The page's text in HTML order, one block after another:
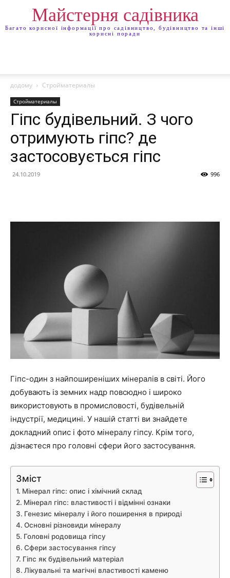
Майстерня садівника
Багато корисної інформації про садівництво, будівництво та інші
корисні поради
додому Стройматериалы
Стройматериалы
Гіпс будівельний. З чого
отримують гіпс? де
застосовується гіпс
24.10.2019 996
Гіпс-один з найпоширеніших мінералів в світі. Його
добувають із земних надр повсюдно і широко
використовують в промисловості, будівельній
індустрії, медицині. У нашій статті ви знайдете
докладний опис і фото мінералу гіпсу. Крім того,
дізнаєтеся про головні сфери його застосування.
Зміст
Мінерал гіпс: опис і хімічний склад
Мінерал гіпс: властивості і відмінні ознаки
Генезис мінералу і його поширення в природі
Основні різновиди мінералу
Головні родовища гіпсу
Сфери застосування гіпсу
Гіпс як будівельний матеріал
Лікувальні та магічні властивості каменю